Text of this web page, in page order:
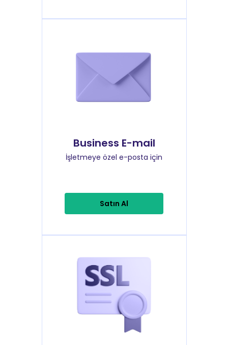
Business E-mail
İşletmeye özel e-posta için
Satın Al